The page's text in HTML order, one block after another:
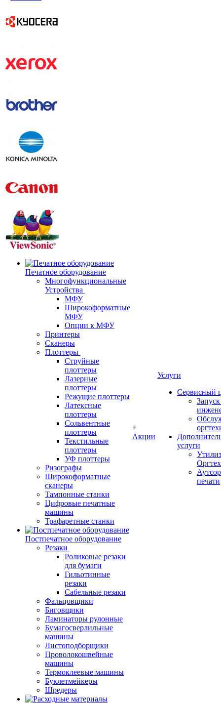
Печатное оборудование
Многофункциональные
Устройства
МФУ
Широкоформатные
МФУ
Опции к МФУ
Принтеры
Сканеры
Плоттеры
Струйные
плоттеры
Лазерные
плоттеры
Режущие плоттеры
Латексные
плоттеры
Сольвентные
плоттеры
Текстильные
плоттеры
УФ плоттеры
Ризографы
Широкоформатные
сканеры
Тампонные станки
Цифровые печатные
машины
Трафаретные станки
Постпечатное оборудование
Резаки
Роликовые резаки
для бумаги
Гильотинные
резаки
Сабельные резаки
Фальцовщики
Биговщики
Ламинаторы рулонные
Бумагосверлильные
машины
Листоподборщики
Проволокошвейные
машины
Термоклеевые машины
Буклетмейкеры
Шредеры
Акции
Услуги
Сервисный
услуги
печати